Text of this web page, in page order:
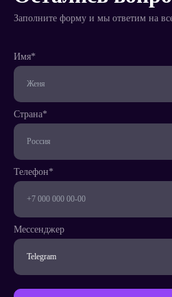
менеджеру
Телефон*
Заполните форму и мы ответим на
Имя*
Страна*
Телефон*
Мессенджер